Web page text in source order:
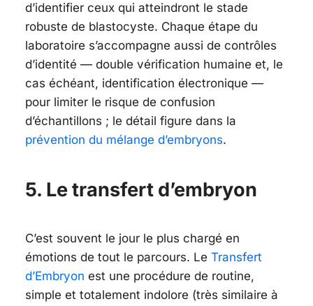
d’identifier ceux qui atteindront le stade
robuste de blastocyste. Chaque étape du
laboratoire s’accompagne aussi de contrôles
d’identité — double vérification humaine et, le
cas échéant, identification électronique —
pour limiter le risque de confusion
d’échantillons ; le détail figure dans la
prévention du mélange d’embryons.
5. Le transfert d’embryon
C’est souvent le jour le plus chargé en
émotions de tout le parcours. Le Transfert
d’Embryon est une procédure de routine,
simple et totalement indolore (très similaire à